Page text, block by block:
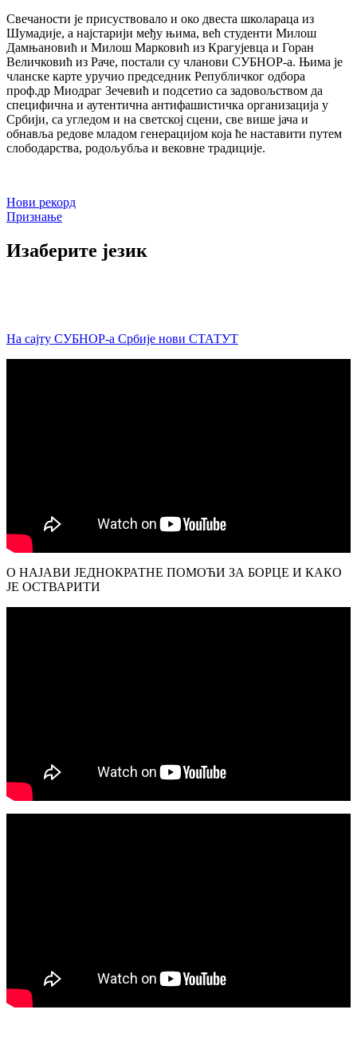
Свечаности је присуствовало и око двеста школараца из
Шумадије, а најстарији међу њима, већ студенти Милош
Дамњановић и Милош Марковић из Крагујевца и Горан
Величковић из Раче, постали су чланови СУБНОР-а. Њима је
чланске карте уручио председник Републичког одбора
проф.др Миодраг Зечевић и подсетио са задовољством да
специфична и аутентична антифашистичка организација у
Србији, са угледом и на светској сцени, све више јача и
обнавља редове младом генерацијом која ће наставити путем
слободарства, родољубља и вековне традиције.
Кретање
чланка
Нови рекорд
Признање
Изаберите језик
На сајту СУБНОР-а Србије нови СТАТУТ
О НАЈАВИ ЈЕДНОКРАТНЕ ПОМОЋИ ЗА БОРЦЕ И КАКО
ЈЕ ОСТВАРИТИ